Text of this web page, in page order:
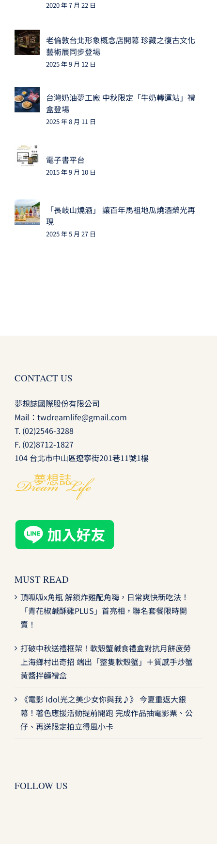
2020 年 7 月 22 日
老倫敦台北形象概念店開幕 珍藏之復古文化
藝術展同步登場
2025 年 9 月 12 日
台灣奶油夢工廠 中秋限定「牛奶轉運站」禮
盒登場
2025 年 8 月 11 日
電子書平台
2015 年 9 月 10 日
「長岐山燒酒」 讓百年馬祖地瓜燒酒榮光再
現
2025 年 5 月 27 日
CONTACT US
夢想誌國際股份有限公司
Mail： twdreamlife@gmail.com
T. (02)2546-3288
F. (02)8712-1827
104 台北市中山區遼寧街201巷11號1樓
MUST READ
頂呱呱x角瓶 解鎖炸雞配角嗨，日常爽快新吃法！
「青花椒鹹酥雞PLUS」首亮相，聯名套餐限時開
賣！
打破中秋送禮框架！軟殼蟹鹹食禮盒對抗月餅疲勞
上海鄉村出奇招 端出「整隻軟殼蟹」＋質感手炒蟹
黃醬拌麵禮盒
《電影 Idol光之美少女你與我♪》 今夏重返大銀
幕！著色應援活動提前開跑 完成作品抽電影票、公
仔、再送限定拍立得風小卡
FOLLOW US